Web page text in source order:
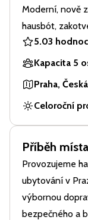
Moderní, nově
hausbót,
5.03
Kapacita 5
Praha,
Celoroční
Příběh místa
Provozujeme
ubytování v
výbornou
bezpečného a